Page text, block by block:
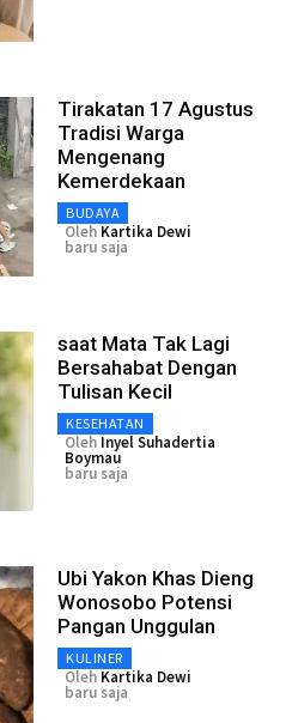
Tirakatan 17 Agustus
Tradisi Warga
Mengenang
Kemerdekaan
BUDAYA
Oleh Kartika Dewi
baru saja
saat Mata Tak Lagi
Bersahabat Dengan
Tulisan Kecil
KESEHATAN
Oleh Inyel Suhadertia
Boymau
baru saja
Ubi Yakon Khas Dieng
Wonosobo Potensi
Pangan Unggulan
KULINER
Oleh Kartika Dewi
baru saja